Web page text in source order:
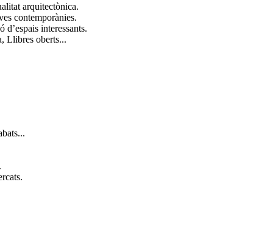
arquitectònica.
contemporànies.
interessants.
Llibres oberts...